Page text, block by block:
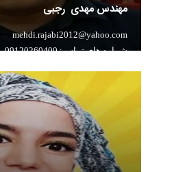
مهندس مهدی رجبی
mehdi.rajabi2012@yahoo.com
شماره های تماس: 09120260400